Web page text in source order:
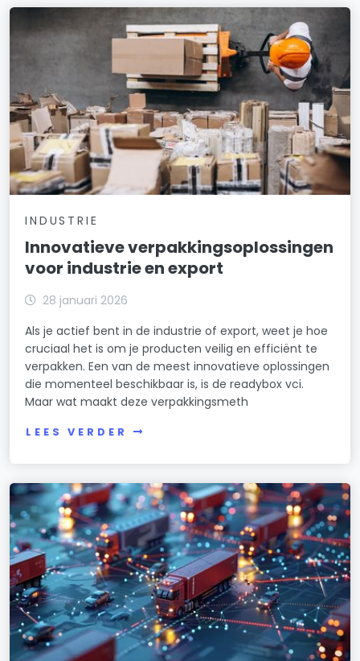
INDUSTRIE
Innovatieve verpakkingsoplossingen
voor industrie en export
28 januari 2026
Als je actief bent in de industrie of export, weet je hoe
cruciaal het is om je producten veilig en efficiënt te
verpakken. Een van de meest innovatieve oplossingen
die momenteel beschikbaar is, is de readybox vci.
Maar wat maakt deze verpakkingsmeth
LEES VERDER